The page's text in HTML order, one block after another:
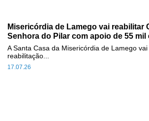
Misericórdia de Lamego vai reabilitar
Senhora do Pilar com apoio de 55 mil
17.07.26
A Santa Casa da Misericórdia de Lamego
reabilitação...